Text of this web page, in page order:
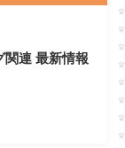
関連 最新情報